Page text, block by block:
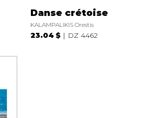
Danse crétoise
KALAMPALIKIS Orestis
23.04 $ DZ 4462